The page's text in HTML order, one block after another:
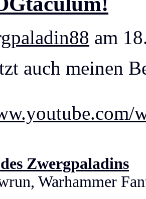
am
auch meinen
Zwergpaladins
Warhammer